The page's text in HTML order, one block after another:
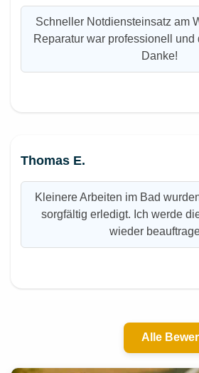
Schneller Notdiensteinsatz am
Reparatur war professionell und
Danke!
Thomas E.
Kleinere Arbeiten im Bad
sorgfältig erledigt. Ich werde
wieder
Alle